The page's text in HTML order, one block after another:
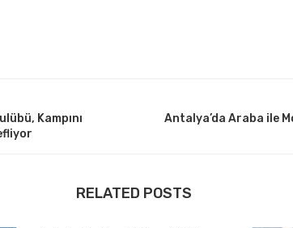
Kampını
Antalya’da Araba ile
RELATED POSTS